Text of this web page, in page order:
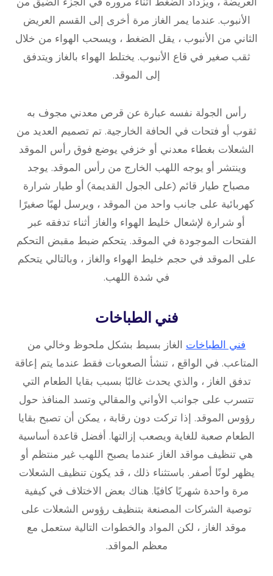
الأنبوب. عندما يمر الغاز مرة أخرى إلى القسم العريض
الثاني من الأنبوب ، يقل الضغط ، ويسحب الهواء من خلال
ثقب صغير في قاع الأنبوب. يختلط الهواء بالغاز ويتدفق
إلى الموقد.
رأس الجولة نفسه عبارة عن قرص معدني مجوف به
ثقوب أو فتحات في الحافة الخارجية. تم تصميم العديد من
الشعلات بغطاء معدني أو خزفي يوضع فوق رأس الموقد
وينتشر أو يوجه اللهب الخارج من رأس الموقد. يوجد
مصباح طيار قائم (على الجول القديمة) أو طيار شرارة
كهربائية على جانب واحد من الموقد ، ويرسل لهبًا صغيرًا
أو شرارة لإشعال خليط الهواء والغاز أثناء تدفقه عبر
الفتحات الموجودة في الموقد. يتحكم ضبط مقبض التحكم
على الموقد في حجم خليط الهواء والغاز ، وبالتالي يتحكم
في شدة اللهب.
فني الطباخات
فني الطباخات الغاز بسيط بشكل ملحوظ وخالي من
المتاعب. في الواقع ، تنشأ الصعوبات فقط عندما يتم إعاقة
تدفق الغاز ، والذي يحدث غالبًا بسبب بقايا الطعام التي
تتسرب على جوانب الأواني والمقالي وتسد المنافذ حول
رؤوس الموقد. إذا تركت دون رقابة ، يمكن أن تصبح بقايا
الطعام صعبة للغاية ويصعب إزالتها. أفضل قاعدة أساسية
هي تنظيف مواقد الغاز عندما يصبح اللهب غير منتظم أو
يظهر لونًا أصفر. باستثناء ذلك ، قد يكون تنظيف الشعلات
مرة واحدة شهريًا كافيًا. هناك بعض الاختلاف في كيفية
توصية الشركات المصنعة بتنظيف رؤوس الشعلات على
موقد الغاز ، لكن المواد والخطوات التالية ستعمل مع
معظم المواقد.